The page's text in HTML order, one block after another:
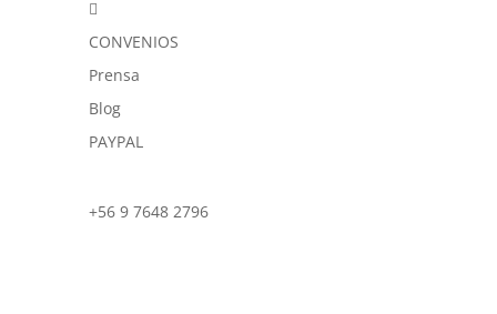

CONVENIOS
Prensa
Blog
PAYPAL
+56 9 7648 2796